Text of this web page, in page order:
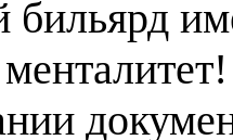
бильярд